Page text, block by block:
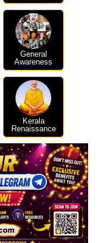
General
Awareness
Kerala
Renaissance